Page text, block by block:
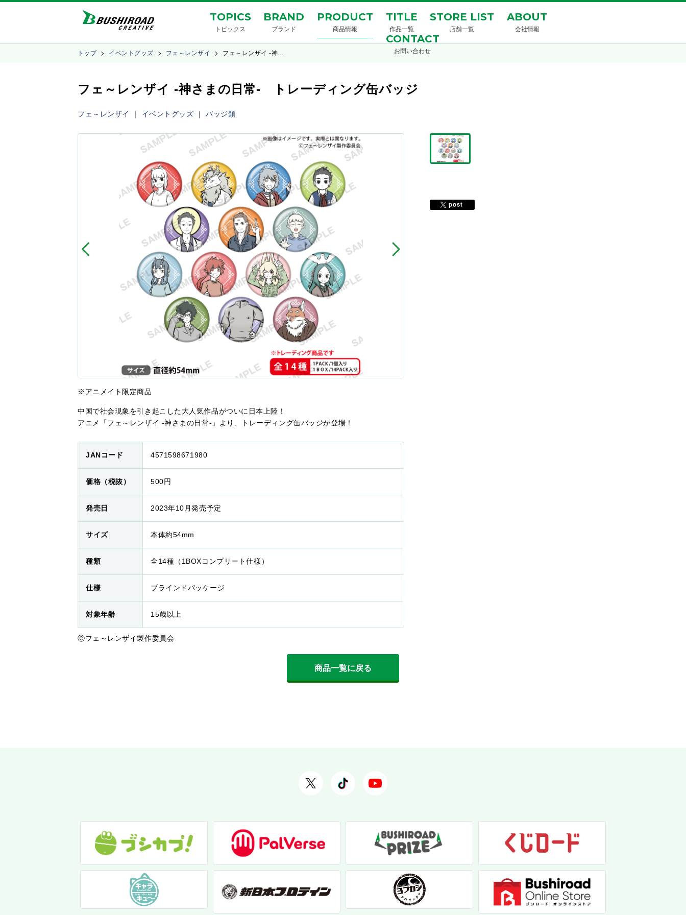
TOPICS
トピックス
BRAND
ブランド
PRODUCT
商品情報
TITLE
作品一覧
STORE LIST
店舗一覧
ABOUT
会社情報
CONTACT
お問い合わせ
トップ イベントグッズ フェ～レンザイ フェ～レンザイ -神…
フェ～レンザイ -神さまの日常- トレーディング缶バッジ
フェ～レンザイ ｜ イベントグッズ ｜バッジ類
※アニメイト限定商品
中国で社会現象を引き起こした大人気作品がついに日本上陸！
アニメ「フェ～レンザイ -神さまの日常-」より、トレーディング缶バッジが登場！
JANコード 4571598671980
価格（税抜） 500円
発売日 2023年10月発売予定
サイズ 本体約54mm
種類 全14種（1BOXコンプリート仕様）
仕様 ブラインドパッケージ
対象年齢 15歳以上
Ⓒフェ～レンザイ製作委員会
商品一覧に戻る